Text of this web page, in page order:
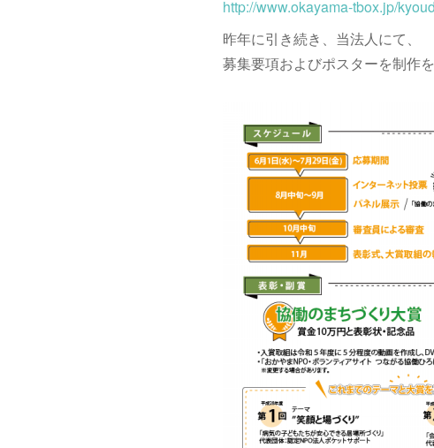
http://www.okayama-tbox.jp/
昨年に引き続き、当法人にて、
募集要項およびポスターを制作